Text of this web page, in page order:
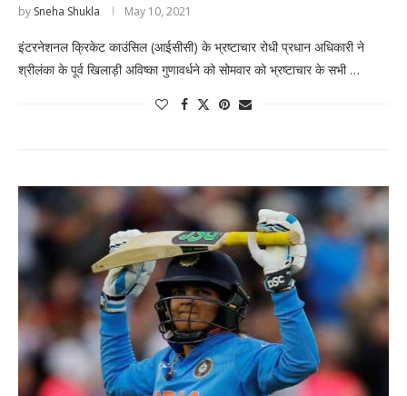
by Sneha Shukla May 10, 2021
इंटरनेशनल क्रिकेट काउंसिल (आईसीसी) के भ्रष्टाचार रोधी प्रधान अधिकारी ने
श्रीलंका के पूर्व खिलाड़ी अविष्का गुणावर्धने को सोमवार को भ्रष्टाचार के सभी …